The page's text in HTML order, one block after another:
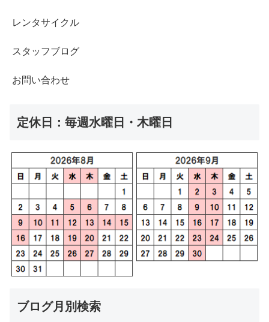
レンタサイクル
スタッフブログ
お問い合わせ
定休日：毎週水曜日・木曜日
ブログ月別検索